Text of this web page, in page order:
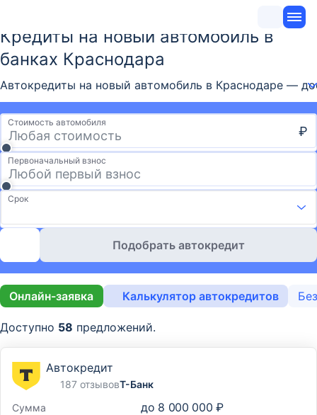
Кредиты на новый автомобиль в
банках Краснодара
Автокредиты на новый автомобиль в Краснодаре —
Стоимость автомобиля
₽
Первоначальный взнос
Срок
Подобрать автокредит
Онлайн-заявка Калькулятор автокредитов
Доступно 58 предложений.
Автокредит
187 отзывовТ-Банк
Сумма
до 8 000 000 ₽